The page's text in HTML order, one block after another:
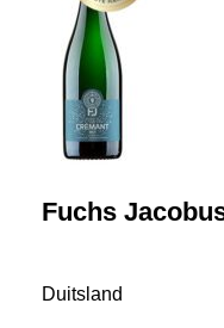
Fuchs
Duitsland